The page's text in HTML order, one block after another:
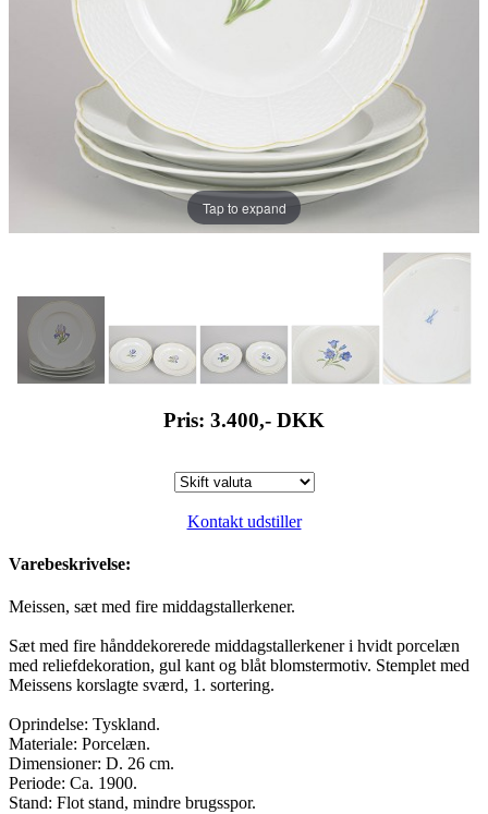
Tap to expand
Pris: 3.400,- DKK
Kontakt udstiller
Varebeskrivelse:
Meissen, sæt med fire middagstallerkener.
Sæt med fire hånddekorerede middagstallerkener i hvidt porcelæn
med reliefdekoration, gul kant og blåt blomstermotiv. Stemplet med
Meissens korslagte sværd, 1. sortering.
Oprindelse: Tyskland.
Materiale: Porcelæn.
Dimensioner: D. 26 cm.
Periode: Ca. 1900.
Stand: Flot stand, mindre brugsspor.